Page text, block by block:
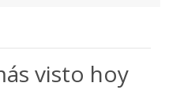
visto hoy